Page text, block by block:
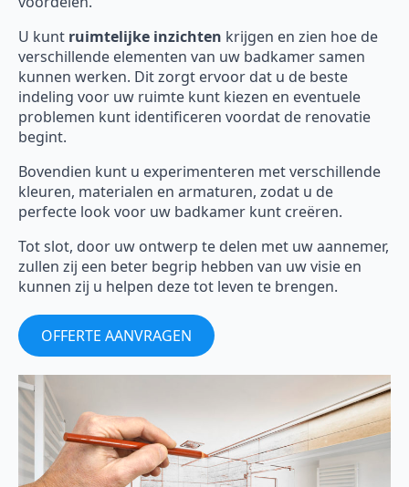
U kunt ruimtelijke inzichten krijgen en zien hoe de
verschillende elementen van uw badkamer samen
kunnen werken. Dit zorgt ervoor dat u de beste
indeling voor uw ruimte kunt kiezen en eventuele
problemen kunt identificeren voordat de renovatie
begint.
Bovendien kunt u experimenteren met verschillende
kleuren, materialen en armaturen, zodat u de
perfecte look voor uw badkamer kunt creëren.
Tot slot, door uw ontwerp te delen met uw aannemer,
zullen zij een beter begrip hebben van uw visie en
kunnen zij u helpen deze tot leven te brengen.
OFFERTE AANVRAGEN